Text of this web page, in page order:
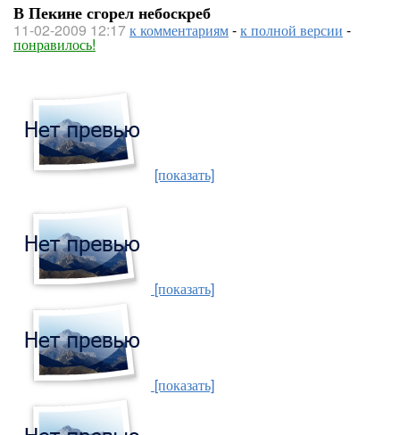
В Пекине сгорел небоскреб
11-02-2009 12:17к комментариям-к полной версии -
понравилось!
[показать]
[показать]
[показать]